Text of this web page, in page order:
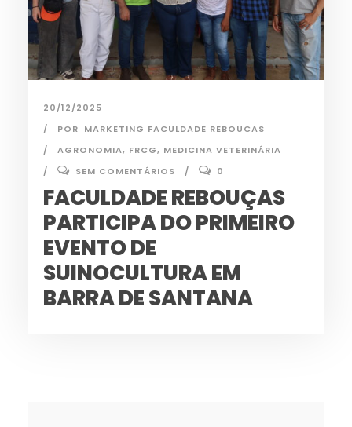
20/12/2025
POR MARKETING FACULDADE REBOUCAS
AGRONOMIA, FRCG, MEDICINA VETERINÁRIA
SEM COMENTÁRIOS
0
FACULDADE REBOUÇAS
PARTICIPA DO PRIMEIRO
EVENTO DE
SUINOCULTURA EM
BARRA DE SANTANA